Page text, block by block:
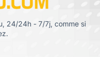
24/24h - 7/7j, comme si